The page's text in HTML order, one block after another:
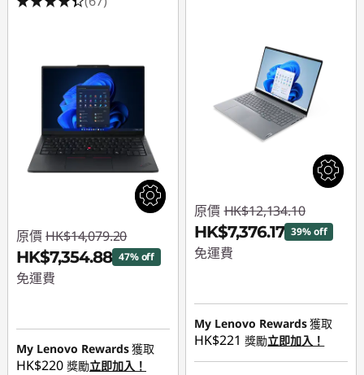
原價 HK$14,079.20
HK$7,354.88 47% off
免運費
My Lenovo Rewards獲取
HK$220 獎勵立即加入！
原價 HK$12,134.10
HK$7,376.17 39% off
免運費
My Lenovo Rewards獲取
HK$221 獎勵立即加入！